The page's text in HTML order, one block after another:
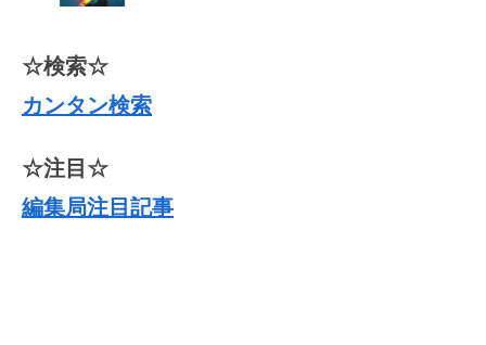
☆検索☆
カンタン検索
☆注目☆
編集局注目記事